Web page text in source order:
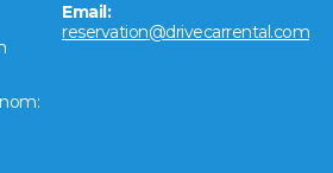
Email:
reservation@drivecarrental.com